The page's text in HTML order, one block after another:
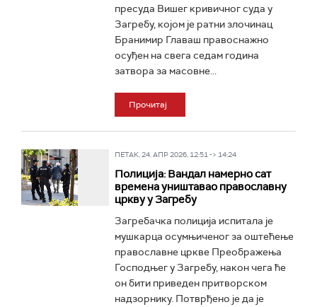
пресуда Вишег кривичног суда у
Загребу, којом је ратни злочинац
Бранимир Главаш правоснажно
осуђен на свега седам година
затвора за масовне...
Прочитај
ПЕТАК, 24. АПР 2026, 12:51 -> 14:24
Полиција: Вандал намерно сат
времена уништавао православну
цркву у Загребу
Загребачка полиција испитала је
мушкарца осумњиченог за оштећење
православне цркве Преображења
Господњег у Загребу, након чега ће
он бити приведен притворском
надзорнику. Потврђено је да је